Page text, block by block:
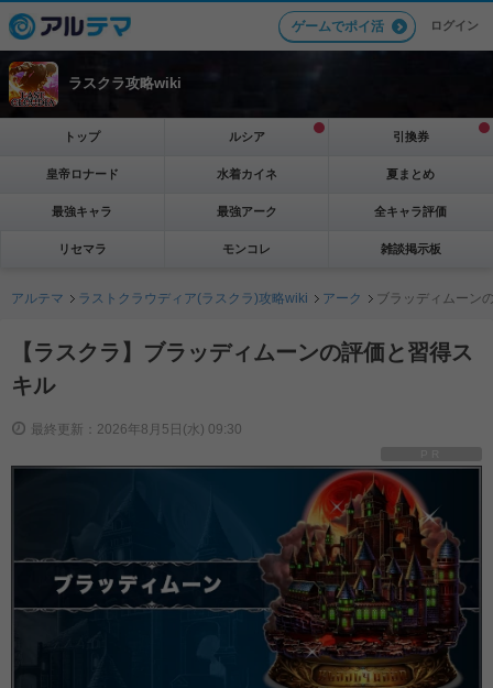
ゲームでポイ活 ログイン
ラスクラ攻略wiki
トップ ルシア 引換券
皇帝ロナード 水着カイネ 夏まとめ
最強キャラ 最強アーク 全キャラ評価
リセマラ モンコレ 雑談掲示板
アルテマ ラストクラウディア(ラスクラ)攻略wiki アーク ブラッディムーン
【ラスクラ】ブラッディムーンの評価と習得ス
キル
最終更新：2026年8月5日(水) 09:30